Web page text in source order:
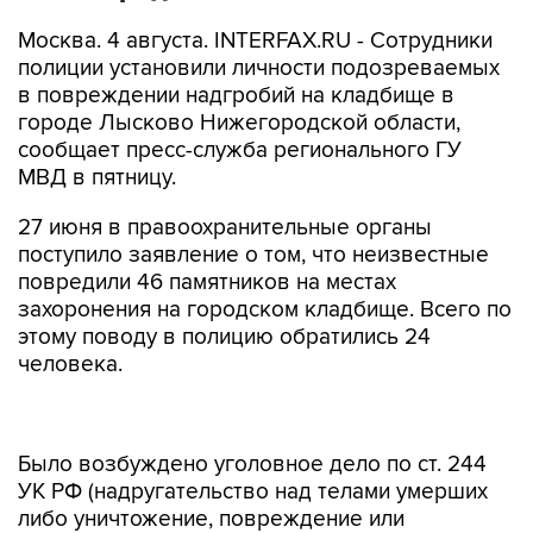
Москва. 4 августа. INTERFAX.RU - Сотрудники
полиции установили личности подозреваемых
в повреждении надгробий на кладбище в
городе Лысково Нижегородской области,
сообщает пресс-служба регионального ГУ
МВД в пятницу.
27 июня в правоохранительные органы
поступило заявление о том, что неизвестные
повредили 46 памятников на местах
захоронения на городском кладбище. Всего по
этому поводу в полицию обратились 24
человека.
Было возбуждено уголовное дело по ст. 244
УК РФ (надругательство над телами умерших
либо уничтожение, повреждение или